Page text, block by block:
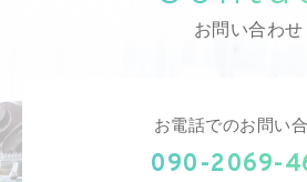
お問い合わせ
お電話でのお問い
090-2069-